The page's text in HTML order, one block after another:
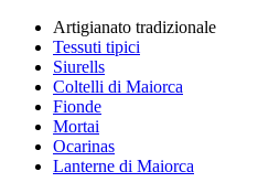
Artigianato tradizionale
Tessuti tipici
Siurells
Coltelli di Maiorca
Fionde
Mortai
Ocarinas
Lanterne di Maiorca